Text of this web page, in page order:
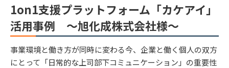
1on1支援プラットフォーム「カケアイ」
活用事例 ～旭化成株式会社様～
事業環境と働き方が同時に変わる今、企業と働く個人の双方
にとって「日常的な上司部下コミュニケーション」の重要性